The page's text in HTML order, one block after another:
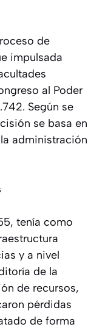
de
impulsada
al Poder
Según se
se basa en
administración
tenía como
y a nivel
de la
de recursos,
pérdidas
de forma